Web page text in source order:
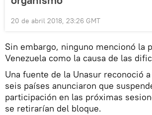
20 de abril 2018, 23:26 GMT
Sin embargo, ninguno mencionó la
Venezuela como la causa de las
Una fuente de la Unasur reconoció
seis países anunciaron que
participación en las próximas
se retirarían del bloque.